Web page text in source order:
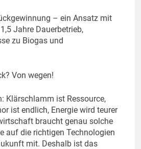
– ein Ansatz mit
Jahre Dauerbetrieb,
zu Biogas und
Von wegen!
Klärschlamm ist Ressource,
ist endlich, Energie wird teurer
braucht genau solche
auf die richtigen Technologien
mit. Deshalb ist das